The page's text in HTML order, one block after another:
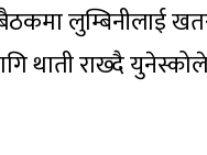
लुम्बिनीलाई
थाती राख्दै